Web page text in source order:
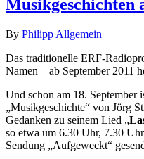
Musikgeschichten
By Philipp Allgemein
Das traditionelle ERF-
Namen – ab September 2011
Und schon am 18. September
„Musikgeschichte“ von Jörg
Gedanken zu seinem Lied „
so etwa um 6.30 Uhr, 7.30
Sendung „Aufgeweckt“